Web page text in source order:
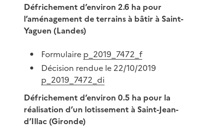
Défrichement d’environ 2.6 ha pour
l’aménagement de terrains à bâtir à Saint-
Yaguen (Landes)
Formulaire p_2019_7472_f
Décision rendue le 22/10/2019
p_2019_7472_di
Défrichement d’environ 0.5 ha pour la
réalisation d’un lotissement à Saint-Jean-
d’Illac (Gironde)